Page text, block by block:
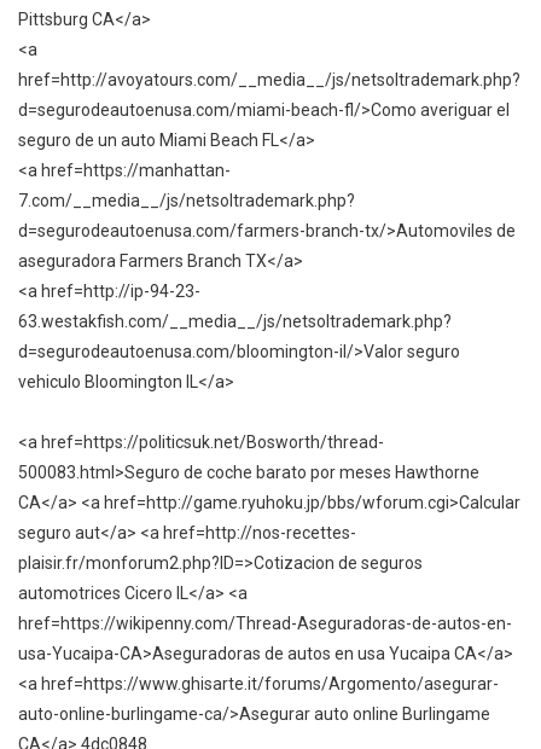
Pittsburg CA</a>
<a
href=http://avoyatours.com/__media__/js/netsoltrademark.php?
d=segurodeautoenusa.com/miami-beach-fl/>Como averiguar el
seguro de un auto Miami Beach FL</a>
<a href=https://manhattan-
7.com/__media__/js/netsoltrademark.php?
d=segurodeautoenusa.com/farmers-branch-tx/>Automoviles de
aseguradora Farmers Branch TX</a>
<a href=http://ip-94-23-
63.westakfish.com/__media__/js/netsoltrademark.php?
d=segurodeautoenusa.com/bloomington-il/>Valor seguro
vehiculo Bloomington IL</a>
<a href=https://politicsuk.net/Bosworth/thread-
500083.html>Seguro de coche barato por meses Hawthorne
CA</a> <a href=http://game.ryuhoku.jp/bbs/wforum.cgi>Calcular
seguro aut</a> <a href=http://nos-recettes-
plaisir.fr/monforum2.php?ID=>Cotizacion de seguros
automotrices Cicero IL</a> <a
href=https://wikipenny.com/Thread-Aseguradoras-de-autos-en-
usa-Yucaipa-CA>Aseguradoras de autos en usa Yucaipa CA</a>
<a href=https://www.ghisarte.it/forums/Argomento/asegurar-
auto-online-burlingame-ca/>Asegurar auto online Burlingame
CA</a> 4dc0848